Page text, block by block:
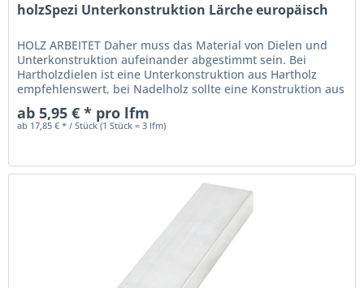
holzSpezi Unterkonstruktion Lärche europäisch
HOLZ ARBEITET Daher muss das Material von Dielen und
Unterkonstruktion aufeinander abgestimmt sein. Bei
Hartholzdielen ist eine Unterkonstruktion aus Hartholz
empfehlenswert, bei Nadelholz sollte eine Konstruktion aus
Nadelholz verwendet...
ab 5,95 € * pro lfm
ab 17,85 € * / Stück (1 Stück = 3 lfm)